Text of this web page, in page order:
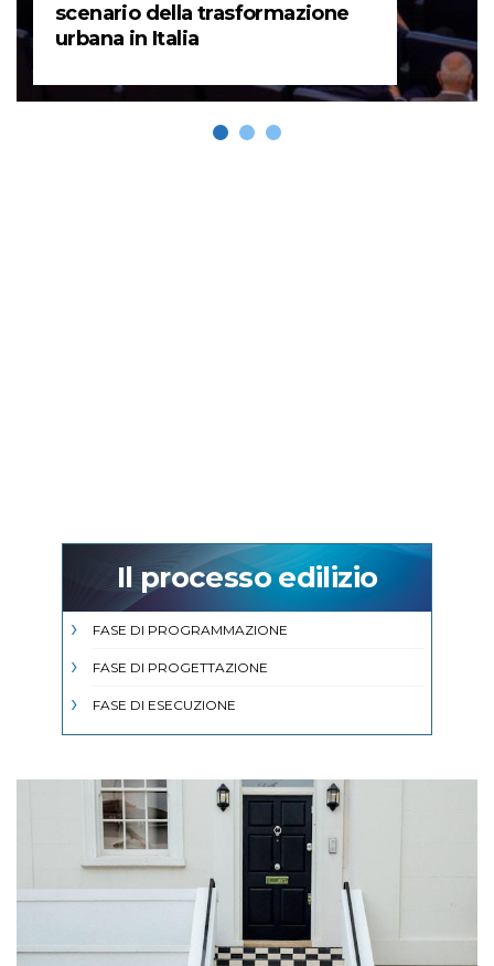
scenario della trasformazione
urbana in Italia
Il processo edilizio
FASE DI PROGRAMMAZIONE
FASE DI PROGETTAZIONE
FASE DI ESECUZIONE